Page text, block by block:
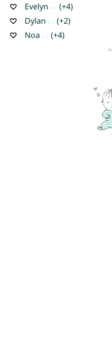
Evelyn
(+4)
Dylan
(+2)
Noa
(+4)